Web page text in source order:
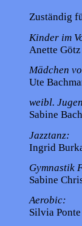
Zuständig
Kinder im
Anette
Mädchen
Ute
weibl.
Sabine
Jazztanz:
Ingrid
Gymnastik
Sabine
Aerobic:
Silvia Ponte